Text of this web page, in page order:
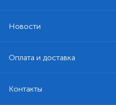
Новости
Оплата и доставка
Контакты